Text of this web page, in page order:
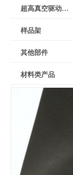
超高真空驱动器部件
样品架
其他部件
材料类产品